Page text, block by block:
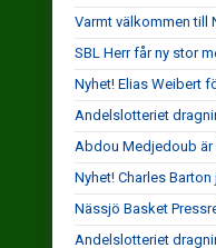
Varmt välkommen till
SBL Herr får ny stor
Nyhet! Elias Weibert
Andelslotteriet
Abdou Medjedoub är
Nyhet! Charles
Nässjö Basket
Andelslotteriet